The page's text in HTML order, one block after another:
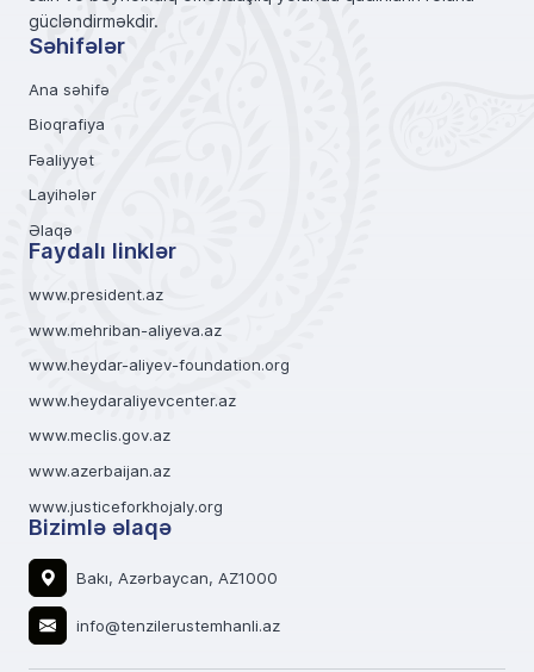
gücləndirməkdir.
Səhifələr
Ana səhifə
Bioqrafiya
Fəaliyyət
Layihələr
Əlaqə
Faydalı linklər
www.president.az
www.mehriban-aliyeva.az
www.heydar-aliyev-foundation.org
www.heydaraliyevcenter.az
www.meclis.gov.az
www.azerbaijan.az
www.justiceforkhojaly.org
Bizimlə əlaqə
Bakı, Azərbaycan, AZ1000
info@tenzilerustemhanli.az